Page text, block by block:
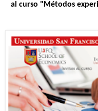
al curso "Métodos